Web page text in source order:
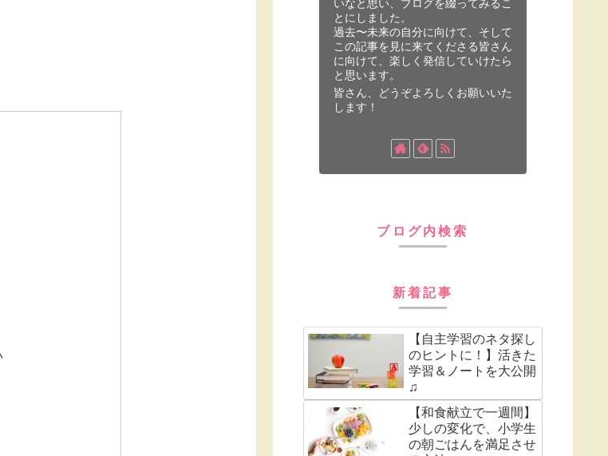
いなと思い、ブログを綴ってみるこ
とにしました。
過去〜未来の自分に向けて、そして
この記事を見に来てくださる皆さん
に向けて、楽しく発信していけたら
と思います。
皆さん、どうぞよろしくお願いいた
します！
ブログ内検索
新着記事
【自主学習のネタ探し
のヒントに！】活きた
学習＆ノートを大公開
♫
【和食献立で一週間】
少しの変化で、小学生
の朝ごはんを満足させ